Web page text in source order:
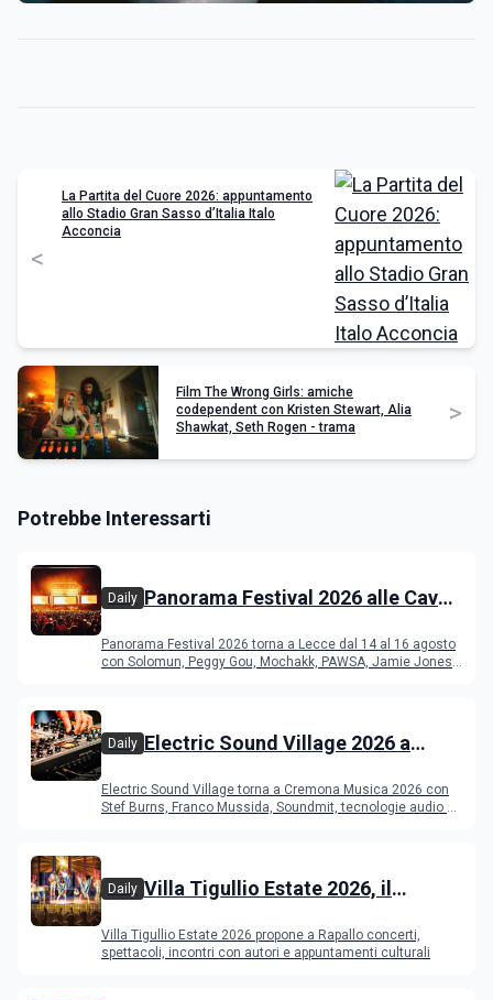
<
La Partita del Cuore 2026: appuntamento
allo Stadio Gran Sasso d’Italia Italo
Acconcia
Film The Wrong Girls: amiche
codependent con Kristen Stewart, Alia
Shawkat, Seth Rogen - trama
>
Potrebbe Interessarti
Daily Panorama Festival 2026 alle Cave
programma
Panorama Festival 2026 torna a Lecce dal 14 al 16 agosto
con Solomun, Peggy Gou, Mochakk, PAWSA, Jamie Jones
Daily Electric Sound Village 2026 a
Young Band Contest, il programma
Electric Sound Village torna a Cremona Musica 2026 con
Stef Burns, Franco Mussida, Soundmit, tecnologie audio e
Daily Villa Tigullio Estate 2026, il
Villa Tigullio Estate 2026 propone a Rapallo concerti,
spettacoli, incontri con autori e appuntamenti culturali